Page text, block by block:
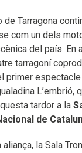
de Tarragona
com un dels
del país. En
tarragoní
primer
L’embrió,
tardor a la
de
la Sala